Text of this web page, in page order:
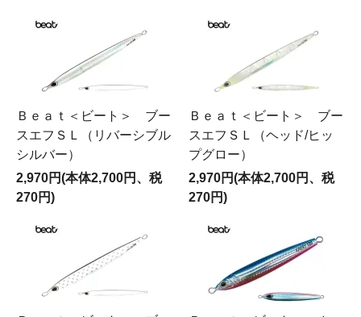
Ｂｅａｔ＜ビート＞ ブー
スエフＳＬ（リバーシブル
シルバー）
2,970円(本体2,700円、税
270円)
Ｂｅａｔ＜ビート＞ ブー
スエフＳＬ（ヘッド/ヒッ
プグロー）
2,970円(本体2,700円、税
270円)